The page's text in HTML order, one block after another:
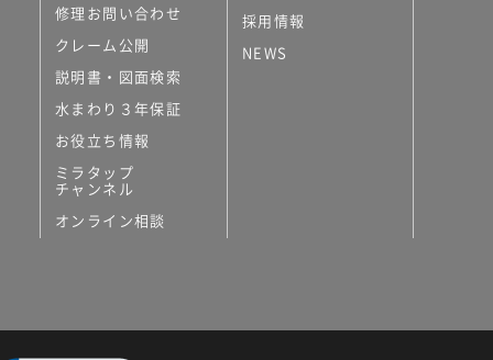
修理お問い合わせ
クレーム公開
説明書・図面検索
水まわり３年保証
お役立ち情報
ミラタップ
チャンネル
オンライン相談
採用情報
NEWS